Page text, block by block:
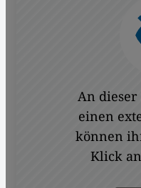
An dieser
einen
können
Klick